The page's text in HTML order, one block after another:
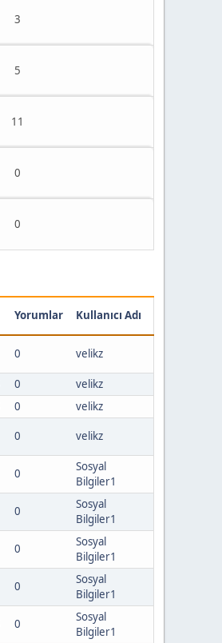
3
5
11
0
0
Yorumlar Kullanıcı Adı
0 velikz
0
velikz
0 velikz
0 velikz
0
Sosyal
Bilgiler1
0
Sosyal
Bilgiler1
0
Sosyal
Bilgiler1
0
Sosyal
Bilgiler1
0
Sosyal
Bilgiler1